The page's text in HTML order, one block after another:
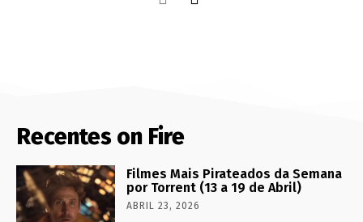
Recentes on Fire
Filmes Mais Pirateados da Semana
por Torrent (13 a 19 de Abril)
ABRIL 23, 2026